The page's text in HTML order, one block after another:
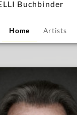
Buchbinder
Home Artists